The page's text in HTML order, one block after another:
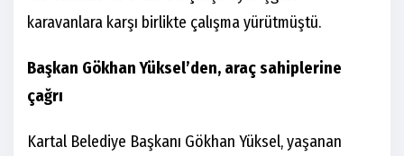
karavanlara karşı birlikte çalışma yürütmüştü.
Başkan Gökhan Yüksel’den, araç sahiplerine
çağrı
Kartal Belediye Başkanı Gökhan Yüksel, yaşanan